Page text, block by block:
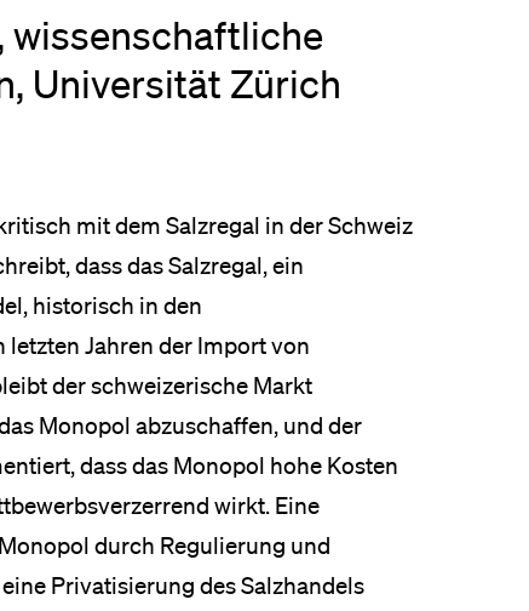
wissenschaftliche
Universität Zürich
mit dem Salzregal in der Schweiz
dass das Salzregal, ein
historisch in den
Jahren der Import von
der schweizerische Markt
Monopol abzuschaffen, und der
dass das Monopol hohe Kosten
wirkt. Eine
durch Regulierung und
Privatisierung des Salzhandels
und Zulassung